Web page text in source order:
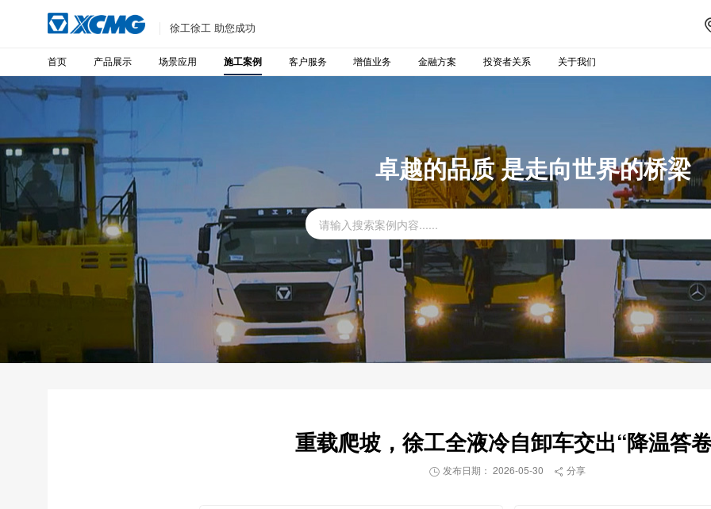
徐工徐工 助您成功
首页 产品展示 场景应用 施工案例 客户服务 增值业务 金融方案 投资者关系 关于我们
卓越的品质 是走向世界的桥梁
重载爬坡，徐工全液冷自卸车交出“降温答
 发布日期： 2026-05-30  分享